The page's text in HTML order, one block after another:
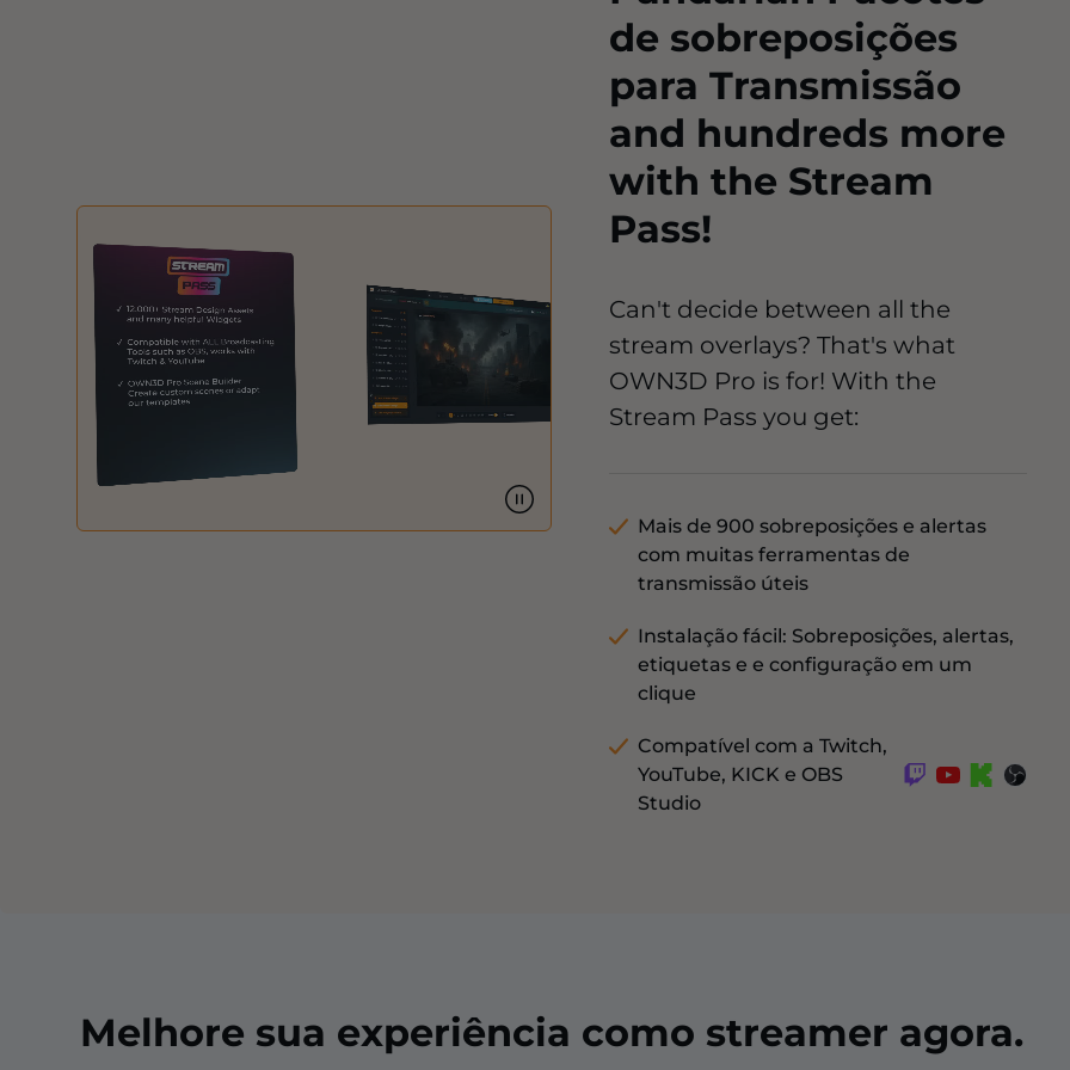
de sobreposições
para Transmissão
and hundreds more
with the Stream
Pass!
Can't decide between all the
stream overlays? That's what
OWN3D Pro is for! With the
Stream Pass you get:
Mais de 900 sobreposições e alertas
com muitas ferramentas de
transmissão úteis
Instalação fácil: Sobreposições, alertas,
etiquetas e e configuração em um
clique
Compatível com a Twitch,
YouTube, KICK e OBS
Studio
Melhore sua experiência como streamer agora.